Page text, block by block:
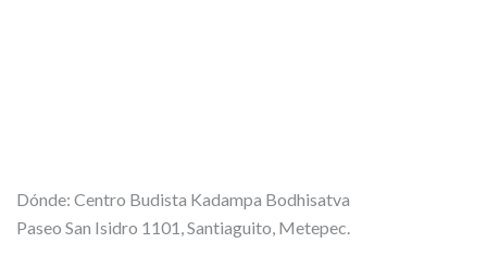
Dónde: Centro Budista Kadampa Bodhisatva
Paseo San Isidro 1101, Santiaguito, Metepec.